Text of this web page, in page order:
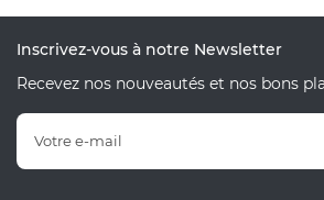
Inscrivez-vous à notre Newsletter
Recevez nos nouveautés et nos bons